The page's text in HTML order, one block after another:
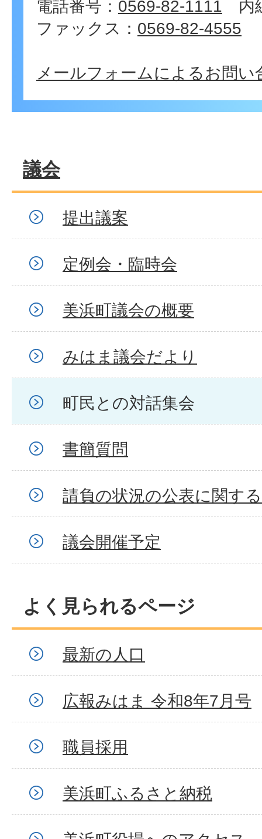
電話番号： 0569-82-1111 内
ファックス： 0569-82-4555
メールフォームによるお問い
議会
提出議案
定例会・臨時会
美浜町議会の概要
みはま議会だより
町民との対話集会
書簡質問
請負の状況の公表に関す
議会開催予定
よく見られるページ
最新の人口
広報みはま 令和8年7月号
職員採用
美浜町ふるさと納税